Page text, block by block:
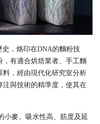
史，烙印在DNA的麵粉技
有適合烘焙業者、手工麵
，經由現代化研究室分析
與技術的精準度，使其在
小麥。吸水性高、筋度及延